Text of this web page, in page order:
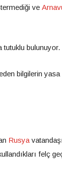
ve
tutuklu bulunuyor.
bilgilerin
Rusya
felç